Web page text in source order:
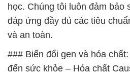
học. Chúng tôi luôn đảm bảo
đáp ứng đầy đủ các tiêu
và an toàn.
### Biến đổi gen và hóa
đến sức khỏe – Hóa chất